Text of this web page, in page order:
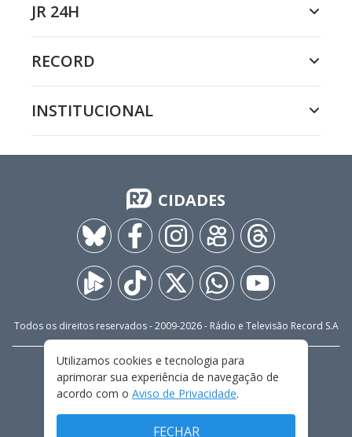
JR 24H
RECORD
INSTITUCIONAL
CIDADES
Todos os direitos reservados - 2009-2026- Rádio e Televisão Record S.A
FALE CONOSCO
PRIVACIDADE
TERMOS E CONDIÇÕES DE USO
Utilizamos cookies e tecnologia para
aprimorar sua experiência de navegação de
acordo com o Aviso de Privacidade.
FECHAR